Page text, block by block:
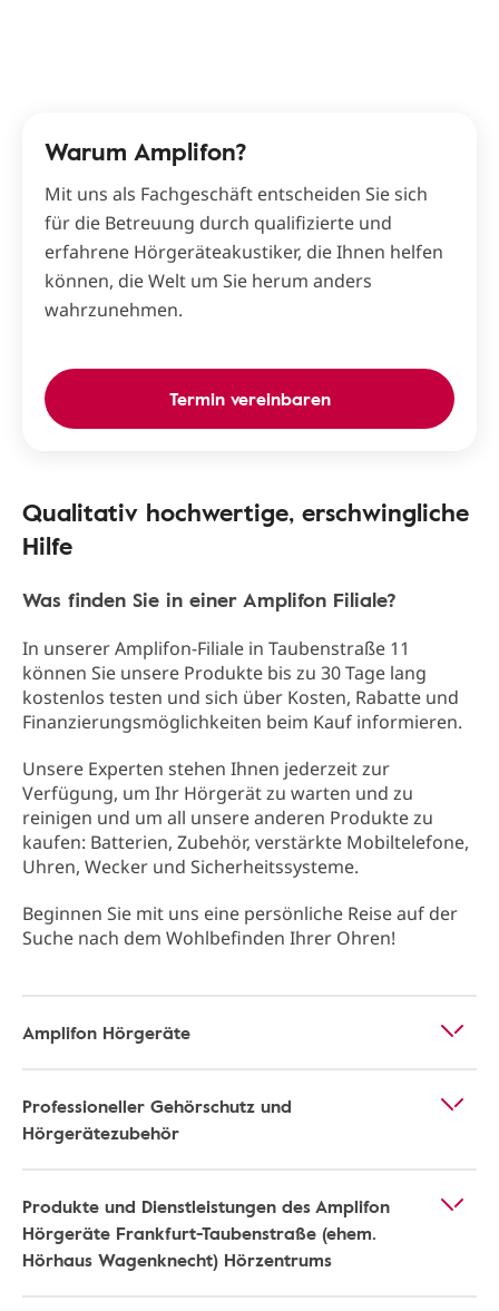
Warum Amplifon?
Mit uns als Fachgeschäft entscheiden Sie sich
für die Betreuung durch qualifizierte und
erfahrene Hörgeräteakustiker, die Ihnen helfen
können, die Welt um Sie herum anders
wahrzunehmen.
Termin vereinbaren
Qualitativ hochwertige, erschwingliche
Hilfe
Was finden Sie in einer Amplifon Filiale?
In unserer Amplifon-Filiale in Taubenstraße 11
können Sie unsere Produkte bis zu 30 Tage lang
kostenlos testen und sich über Kosten, Rabatte und
Finanzierungsmöglichkeiten beim Kauf informieren.
Unsere Experten stehen Ihnen jederzeit zur
Verfügung, um Ihr Hörgerät zu warten und zu
reinigen und um all unsere anderen Produkte zu
kaufen: Batterien, Zubehör, verstärkte Mobiltelefone,
Uhren, Wecker und Sicherheitssysteme.
Beginnen Sie mit uns eine persönliche Reise auf der
Suche nach dem Wohlbefinden Ihrer Ohren!
Amplifon Hörgeräte
Professioneller Gehörschutz und
Hörgerätezubehör
Produkte und Dienstleistungen des Amplifon
Hörgeräte Frankfurt-Taubenstraße (ehem.
Hörhaus Wagenknecht) Hörzentrums